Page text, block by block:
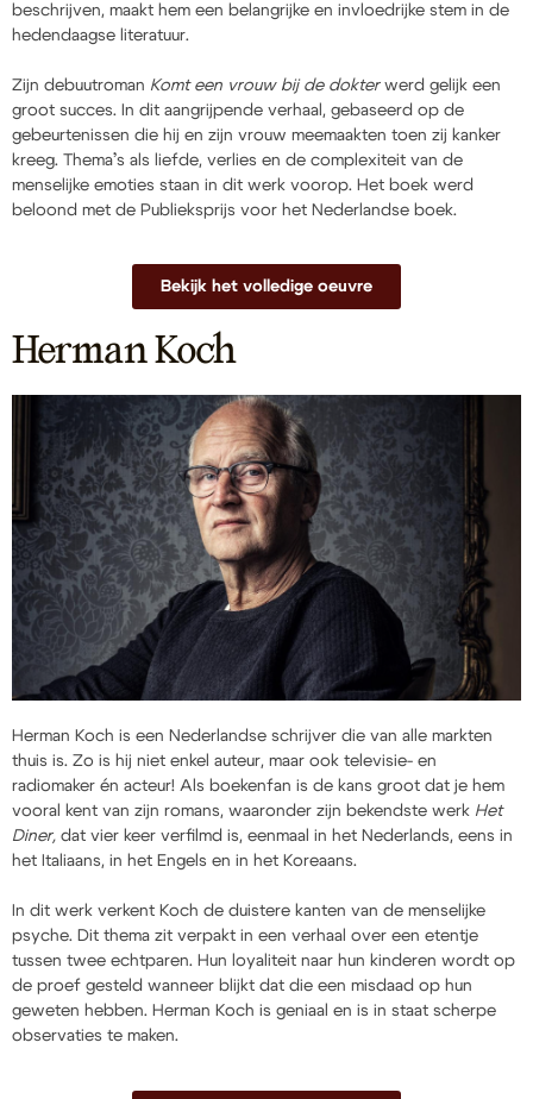
beschrijven, maakt hem een belangrijke en invloedrijke stem in de
hedendaagse literatuur.
Zijn debuutroman Komt een vrouw bij de dokterwerd gelijk een
groot succes. In dit aangrijpende verhaal, gebaseerd op de
gebeurtenissen die hij en zijn vrouw meemaakten toen zij kanker
kreeg. Thema’s als liefde, verlies en de complexiteit van de
menselijke emoties staan in dit werk voorop. Het boek werd
beloond met de Publieksprijs voor het Nederlandse boek.
Bekijk het volledige oeuvre
Herman Koch
Herman Koch is een Nederlandse schrijver die van alle markten
thuis is. Zo is hij niet enkel auteur, maar ook televisie- en
radiomaker én acteur! Als boekenfan is de kans groot dat je hem
vooral kent van zijn romans, waaronder zijn bekendste werk Het
Diner, dat vier keer verfilmd is, eenmaal in het Nederlands, eens in
het Italiaans, in het Engels en in het Koreaans.
In dit werk verkent Koch de duistere kanten van de menselijke
psyche. Dit thema zit verpakt in een verhaal over een etentje
tussen twee echtparen. Hun loyaliteit naar hun kinderen wordt op
de proef gesteld wanneer blijkt dat die een misdaad op hun
geweten hebben. Herman Koch is geniaal en is in staat scherpe
observaties te maken.